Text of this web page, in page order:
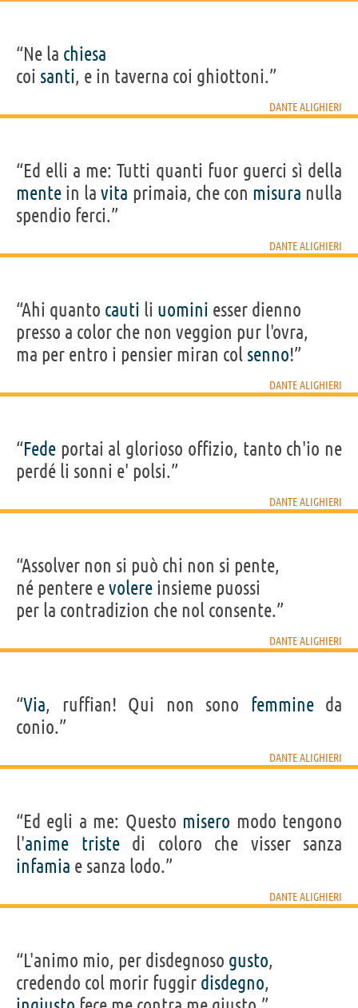
“Ne la chiesa
coi santi, e in taverna coi ghiottoni.”
DANTE ALIGHIERI
“Ed elli a me: Tutti quanti fuor guerci sì della
mente in lavita primaia, che con misura nulla
spendio ferci.”
DANTE ALIGHIERI
“Ahi quanto cauti li uomini esser dienno
presso a color che non veggion pur l'ovra,
ma per entro i pensier miran col senno!”
DANTE ALIGHIERI
“Fede portai al glorioso offizio, tanto ch'io ne
perdé li sonni e' polsi.”
DANTE ALIGHIERI
“Assolver non si può chi non si pente,
né pentere evolere insieme puossi
per la contradizion che nol consente.”
DANTE ALIGHIERI
“Via, ruffian! Qui non sono femmineda
conio.”
DANTE ALIGHIERI
“Ed egli a me: Questo misero modo tengono
l'anime tristedi coloro che visser sanza
infamia e sanza lodo.”
DANTE ALIGHIERI
“L'animo mio, per disdegnoso gusto,
credendo col morir fuggir disdegno,